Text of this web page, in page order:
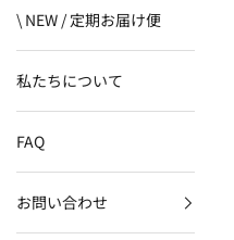
\ NEW / 定期お届け便
私たちについて
FAQ
お問い合わせ